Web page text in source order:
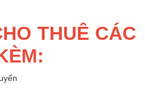
THUÊ CÁC